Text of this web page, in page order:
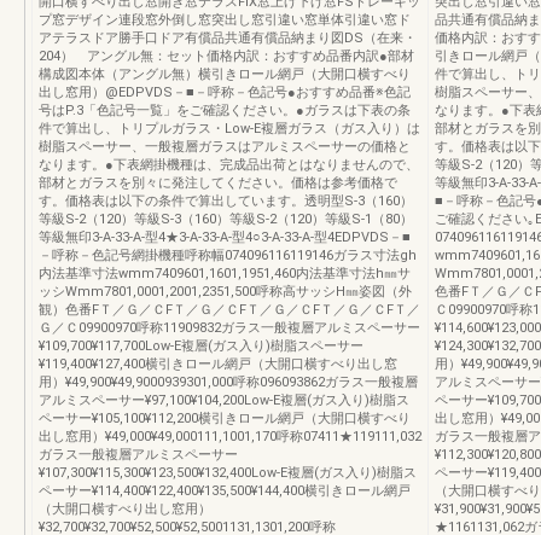
プ窓デザイン連段窓外倒し窓突出し窓引違い窓単体引違い窓ド
アテラスドア勝手口ドア有償品共通有償品納まり図DS（在来・
204） アングル無：セット価格内訳：おすすめ品番内訳●部材
構成図本体（アングル無）横引きロール網戸（大開口横すべり
出し窓用）@EDPVDS－■－呼称－色記号●おすすめ品番※色記
号はP.3「色記号一覧」をご確認ください。●ガラスは下表の条
件で算出し、トリプルガラス・Low-E複層ガラス（ガス入り）は
樹脂スペーサー、一般複層ガラスはアルミスペーサーの価格と
なります。●下表網掛機種は、完成品出荷とはなりませんので、
部材とガラスを別々に発注してください。価格は参考価格で
す。価格表は以下の条件で算出しています。透明型S-3（160）
等級S-2（120）等級S-3（160）等級S-2（120）等級S-1（80）
等級無印3-A-33-A-型4★3-A-33-A-型4○3-A-33-A-型4EDPVDS－■
－呼称－色記号網掛機種呼称幅074096116119146ガラス寸法gh
内法基準寸法wmm7409601,1601,1951,460内法基準寸法h㎜サ
ッシWmm7801,0001,2001,2351,500呼称高サッシH㎜姿図（外
観）色番FＴ／Ｇ／ＣFＴ／Ｇ／ＣFＴ／Ｇ／ＣFＴ／Ｇ／ＣFＴ／
Ｇ／Ｃ09900970呼称11909832ガラス一般複層アルミスペーサー
¥109,700¥117,700Low-E複層(ガス入り)樹脂スペーサー
¥119,400¥127,400横引きロール網戸（大開口横すべり出し窓
用）¥49,900¥49,9000939301,000呼称096093862ガラス一般複層
アルミスペーサー¥97,100¥104,200Low-E複層(ガス入り)樹脂ス
ペーサー¥105,100¥112,200横引きロール網戸（大開口横すべり
出し窓用）¥49,000¥49,000111,1001,170呼称07411★119111,032
ガラス一般複層アルミスペーサー
¥107,300¥115,300¥123,500¥132,400Low-E複層(ガス入り)樹脂ス
ペーサー¥114,400¥122,400¥135,500¥144,400横引きロール網戸
（大開口横すべり出し窓用）
¥32,700¥32,700¥52,500¥52,5001131,1301,200呼称
品共通有償品納
価格内訳：おす
引きロール網戸
件で算出し、ト
樹脂スペーサー
なります。●下表
部材とガラスを
す。価格表は以
等級S-2（120）
等級無印3-A-33-
■－呼称－色記号
ご確認ください｡
色番FＴ／Ｇ／Ｃ
Ｃ09900970呼称
用）
アルミスペーサ
ペーサー
出し窓用）
ガラス一般複層
ペーサー
（大開口横すべ
★1161131,062ガ